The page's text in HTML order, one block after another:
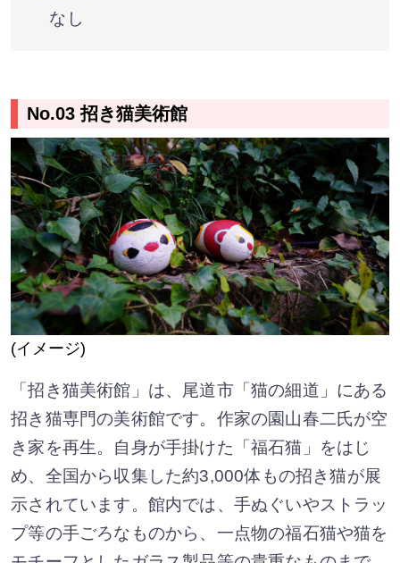
なし
No.03 招き猫美術館
(イメージ)
「招き猫美術館」は、尾道市「猫の細道」にある
招き猫専門の美術館です。作家の園山春二氏が空
き家を再生。自身が手掛けた「福石猫」をはじ
め、全国から収集した約3,000体もの招き猫が展
示されています。館内では、手ぬぐいやストラッ
プ等の手ごろなものから、一点物の福石猫や猫を